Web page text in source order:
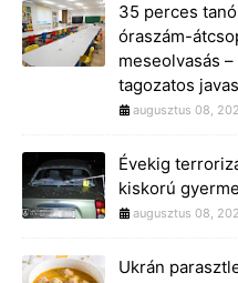
35 perces
óraszám-
meseolvasás
tagozatos
augusztus 08,
Évekig
kiskorú
augusztus 08,
Ukrán